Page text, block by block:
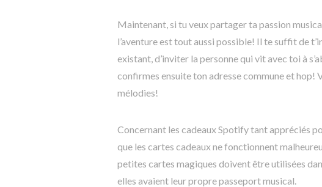
Maintenant, si tu veux partager ta passion
l’aventure est tout aussi possible! Il te suffit de
existant, d’inviter la personne qui vit avec toi à
confirmes ensuite ton adresse commune et hop!
mélodies!
Concernant les cadeaux Spotify tant appréciés
que les cartes cadeaux ne fonctionnent
petites cartes magiques doivent être utilisées
elles avaient leur propre passeport musical.